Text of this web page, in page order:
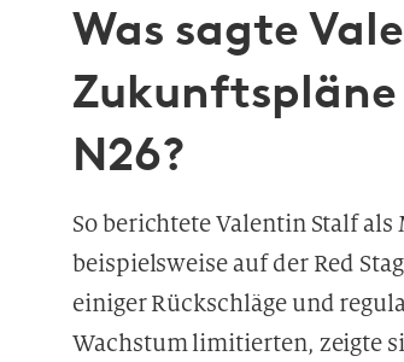
Was sagte
N26?
So berichtete Valentin Stalf
beispielsweise auf der Red
einiger Rückschläge und
Wachstum limitierten, zeigte